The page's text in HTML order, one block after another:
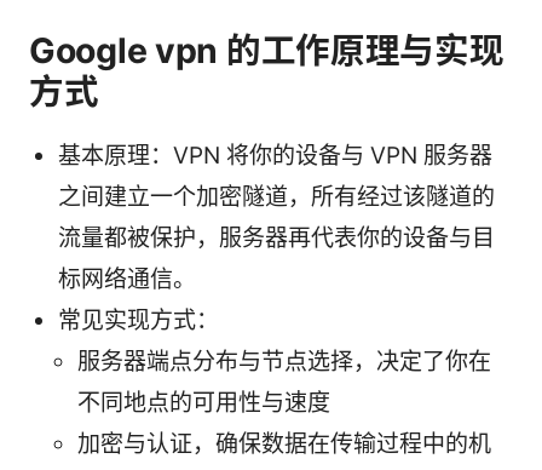
Google vpn 的工作原理与实现
方式
基本原理：VPN 将你的设备与 VPN 服务器
之间建立一个加密隧道，所有经过该隧道的
流量都被保护，服务器再代表你的设备与目
标网络通信。
常见实现方式：
服务器端点分布与节点选择，决定了你在
不同地点的可用性与速度
加密与认证，确保数据在传输过程中的机